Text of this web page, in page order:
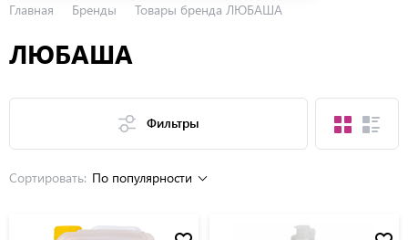
Главная Бренды Товары бренда ЛЮБАША
ЛЮБАША
Фильтры
Сортировать: По популярности